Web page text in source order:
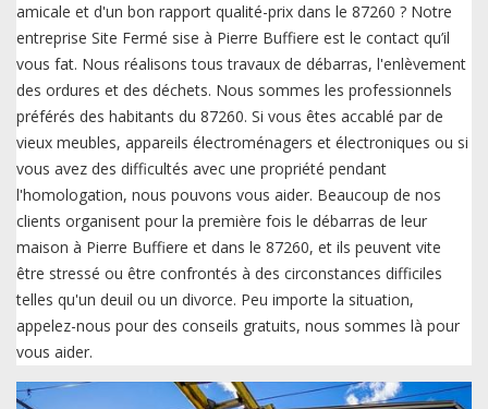
amicale et d'un bon rapport qualité-prix dans le 87260 ? Notre
entreprise Site Fermé sise à Pierre Buffiere est le contact qu’il
vous fat. Nous réalisons tous travaux de débarras, l'enlèvement
des ordures et des déchets. Nous sommes les professionnels
préférés des habitants du 87260. Si vous êtes accablé par de
vieux meubles, appareils électroménagers et électroniques ou si
vous avez des difficultés avec une propriété pendant
l'homologation, nous pouvons vous aider. Beaucoup de nos
clients organisent pour la première fois le débarras de leur
maison à Pierre Buffiere et dans le 87260, et ils peuvent vite
être stressé ou être confrontés à des circonstances difficiles
telles qu'un deuil ou un divorce. Peu importe la situation,
appelez-nous pour des conseils gratuits, nous sommes là pour
vous aider.